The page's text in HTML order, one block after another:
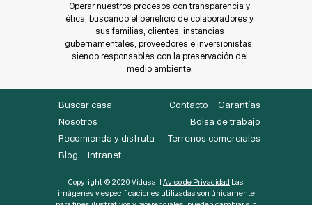
Operar nuestros procesos con transparencia y
ética, buscando el beneficio de colaboradores y
sus familias, clientes, instancias
gubernamentales, proveedores e inversionistas,
siendo responsables con la preservación del
medio ambiente.
Buscar casa
Nosotros
Recomienda y disfruta
Blog
Intranet
Contacto
Garantías
Bolsa de trabajo
Terrenos comerciales
Copyright © 2020 Vidusa. | Aviso de Privacidad Las
imágenes y especificaciones utilizadas son únicamente